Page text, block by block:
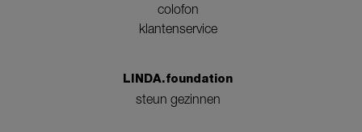
colofon
klantenservice
LINDA.foundation
steun gezinnen